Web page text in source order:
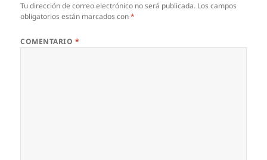
Tu dirección de correo electrónico no será publicada. Los campos
obligatorios están marcados con*
COMENTARIO *